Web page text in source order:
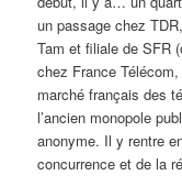
un passage chez
Tam et filiale de SFR
chez France
marché français des
l’ancien monopole
anonyme. Il y rentre
concurrence et de la